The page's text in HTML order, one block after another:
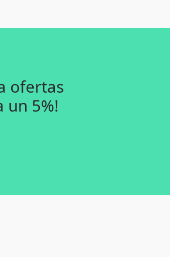
ofertas
un 5%!